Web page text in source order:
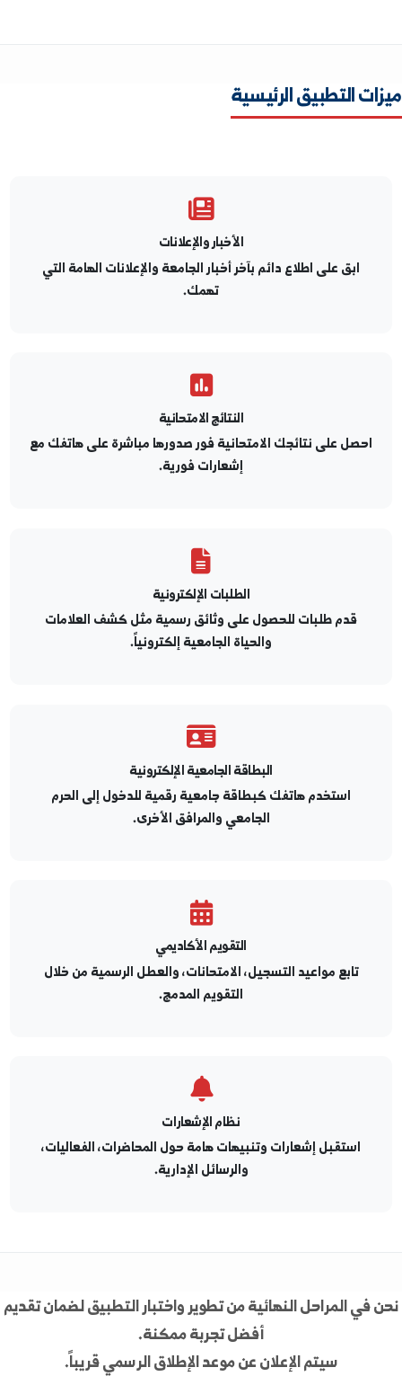
تهمك.
على نتائجك الامتحانية فور صدورها مباشرة على هاتفك مع
إشعارات فورية.
الطلبات الإلكترونية
قدم طلبات للحصول على وثائق رسمية مثل كشف العلامات
والحياة الجامعية إلكترونياً.
البطاقة الجامعية الإلكترونية
استخدم هاتفك كبطاقة جامعية رقمية للدخول إلى الحرم
الجامعي والمرافق الأخرى.
التقويم الأكاديمي
تابع مواعيد التسجيل، الامتحانات، والعطل الرسمية من خلال
التقويم المدمج.
نظام الإشعارات
استقبل إشعارات وتنبيهات هامة حول المحاضرات، الفعاليات،
والرسائل الإدارية.